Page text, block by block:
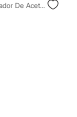
Óculos De Sol Unissex Aviador De Acetato Triton Preto